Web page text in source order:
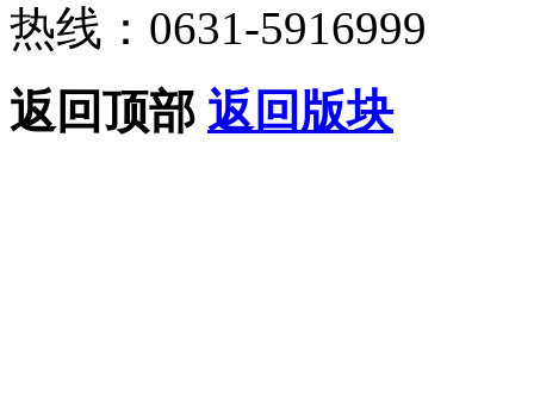
热线：0631-5916999
返回顶部 返回版块